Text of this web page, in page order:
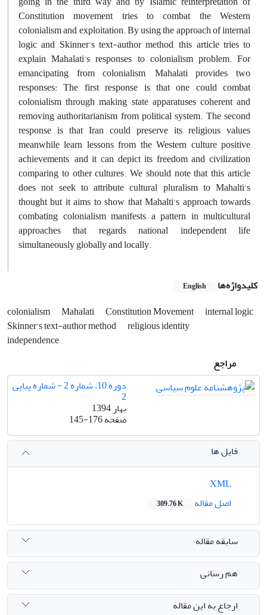
Constitution movement tries to combat the Western
colonialism and exploitation. By using the approach of internal
logic and Skinner's text-author method, this article tries to
explain Mahalati's responses to colonialism problem. For
emancipating from colonialism, Mahalati provides two
responses: The first response is that one could combat
colonialism through making state apparatuses coherent and
removing authoritarianism from political system. The second
response is that Iran could preserve its religious values
meanwhile learn lessons from the Western culture positive
achievements, and it can depict its freedom and civilization
comparing to other cultures. We should note that this article
does not seek to attribute cultural pluralism to Mahalti's
thought but it aims to show that Mahalti's approach towards
combating colonialism manifests a pattern in multicultural
approaches that regards national independent life
simultaneously globally and locally.
کلیدواژه‌ها English
colonialism Mahalati Constitution Movement internal logic
Skinner's text-author method
religious identity
independence
مراجع
دوره 10، شماره 2 - شماره پیاپی
2
بهار 1394
صفحه145-176
فایل ها
اصل مقاله
309.76 K
سابقه مقاله
هم رسانی
ارجاع به این مقاله